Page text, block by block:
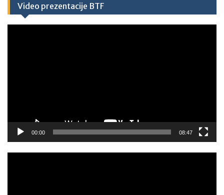
Video prezentacije BTF
00:00 08:47